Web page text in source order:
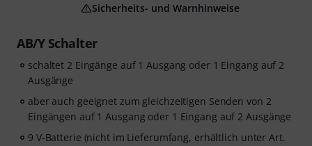
AB/Y Schalter
schaltet 2 Eingänge auf 1 Ausgang oder 1 Eingang auf 2
Ausgänge
aber auch geeignet zum gleichzeitigen Senden von 2
Eingängen auf 1 Ausgang oder 1 Eingang auf 2 Ausgänge
9 V-Batterie (nicht im Lieferumfang, erhältlich unter Art.
Sicherheits- und Warnhinweise